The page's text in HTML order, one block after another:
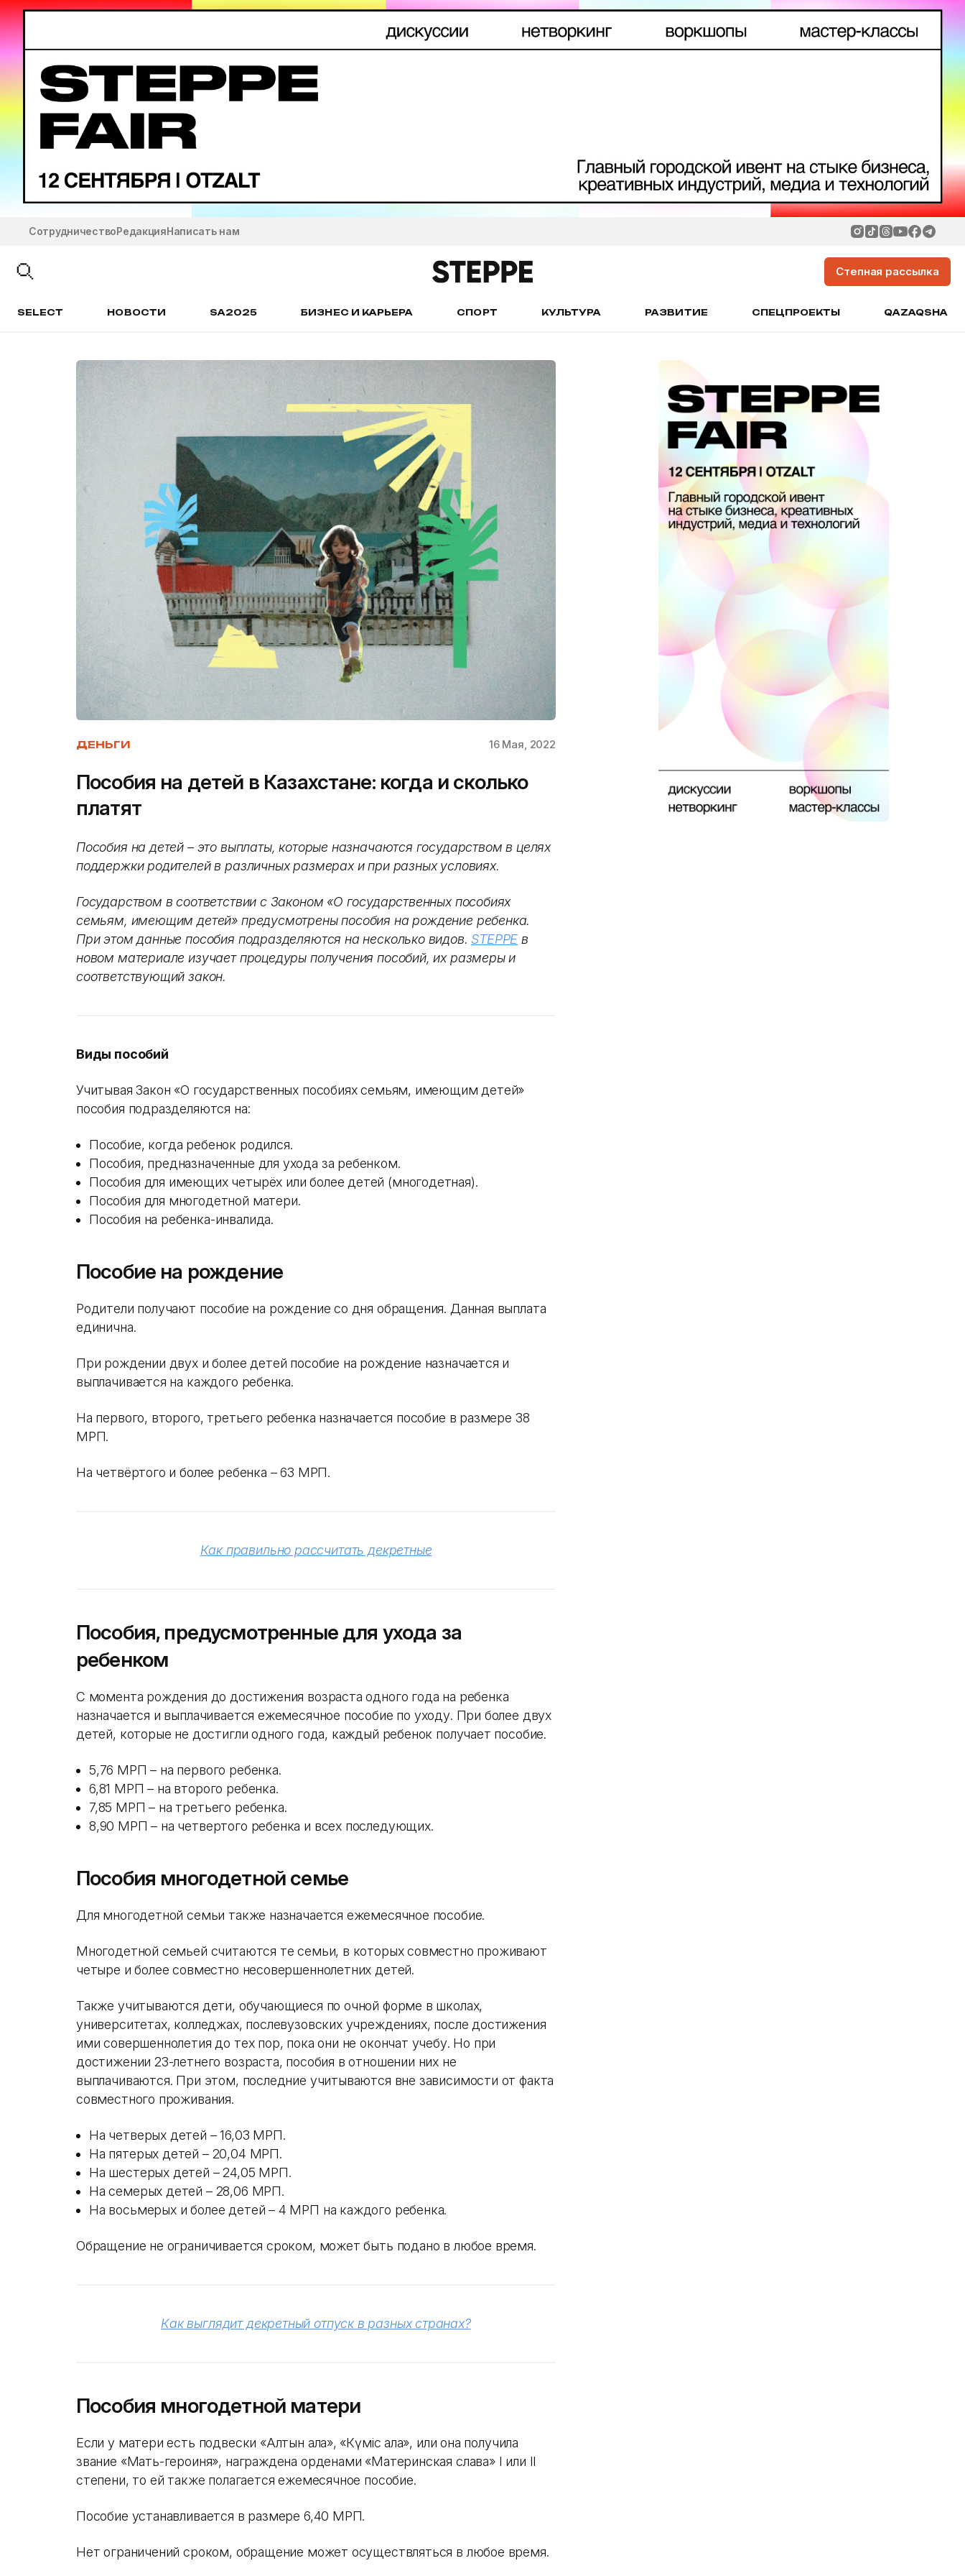
СотрудничествоРедакцияНаписать нам
Степная рассылка
SELECT НОВОСТИ SA2025 БИЗНЕС И КАРЬЕРА СПОРТ КУЛЬТУРА РАЗВИТИЕ СПЕЦПРОЕКТЫ QAZAQSHA
ДЕНЬГИ 16 Мая, 2022
Пособия на детей в Казахстане: когда и сколько
платят
Пособия на детей – это выплаты, которые назначаются государством в целях
поддержки родителей в различных размерах и при разных условиях.
Государством в соответствии с Законом «О государственных пособиях
семьям, имеющим детей» предусмотрены пособия на рождение ребенка.
При этом данные пособия подразделяются на несколько видов. STEPPE в
новом материале изучает процедуры получения пособий, их размеры и
соответствующий закон.
Виды пособий
Учитывая Закон «О государственных пособиях семьям, имеющим детей»
пособия подразделяются на:
Пособие, когда ребенок родился.
Пособия, предназначенные для ухода за ребенком.
Пособия для имеющих четырёх или более детей (многодетная).
Пособия для многодетной матери.
Пособия на ребенка-инвалида.
Пособие на рождение
Родители получают пособие на рождение со дня обращения. Данная выплата
единична.
При рождении двух и более детей пособие на рождение назначается и
выплачивается на каждого ребенка.
На первого, второго, третьего ребенка назначается пособие в размере 38
МРП.
На четвёртого и более ребенка – 63 МРП.
Как правильно рассчитать декретные
Пособия, предусмотренные для ухода за
ребенком
С момента рождения до достижения возраста одного года на ребенка
назначается и выплачивается ежемесячное пособие по уходу. При более двух
детей, которые не достигли одного года, каждый ребенок получает пособие.
5,76 МРП – на первого ребенка.
6,81 МРП – на второго ребенка.
7,85 МРП – на третьего ребенка.
8,90 МРП – на четвертого ребенка и всех последующих.
Пособия многодетной семье
Для многодетной семьи также назначается ежемесячное пособие.
Многодетной семьей считаются те семьи, в которых совместно проживают
четыре и более совместно несовершеннолетних детей.
Также учитываются дети, обучающиеся по очной форме в школах,
университетах, колледжах, послевузовских учреждениях, после достижения
ими совершеннолетия до тех пор, пока они не окончат учебу. Но при
достижении 23-летнего возраста, пособия в отношении них не
выплачиваются. При этом, последние учитываются вне зависимости от факта
совместного проживания.
На четверых детей – 16,03 МРП.
На пятерых детей – 20,04 МРП.
На шестерых детей – 24,05 МРП.
На семерых детей – 28,06 МРП.
На восьмерых и более детей – 4 МРП на каждого ребенка.
Обращение не ограничивается сроком, может быть подано в любое время.
Как выглядит декретный отпуск в разных странах?
Пособия многодетной матери
Если у матери есть подвески «Алтын алқа», «Күміс алқа», или она получила
звание «Мать-героиня», награждена орденами «Материнская слава» I или II
степени, то ей также полагается ежемесячное пособие.
Пособие устанавливается в размере 6,40 МРП.
Нет ограничений сроком, обращение может осуществляться в любое время.